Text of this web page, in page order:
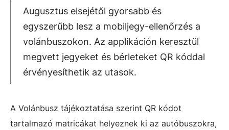
Augusztus elsejétől gyorsabb és
egyszerűbb lesz a mobiljegy-ellenőrzés a
volánbuszokon. Az applikáción keresztül
megvett jegyeket és bérleteket QR kóddal
érvényesíthetik az utasok.
A Volánbusz tájékoztatása szerint QR kódot
tartalmazó matricákat helyeznek ki az autóbuszokra,